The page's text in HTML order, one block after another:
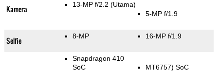
Kamera 13-MP f/2.2 (Utama)
5-MP f/1.9
Selfie 8-MP 16-MP f/1.9
Snapdragon 410
SoC
MT6757) SoC